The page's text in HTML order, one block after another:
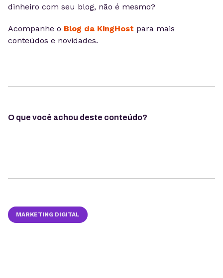
dinheiro com seu blog, não é mesmo?
Acompanhe o Blog da KingHost para mais
conteúdos e novidades.
O que você achou deste conteúdo?
MARKETING DIGITAL